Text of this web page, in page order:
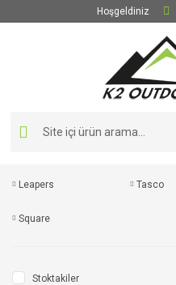
Hoşgeldiniz
Leapers Tasco
Square
Stoktakiler